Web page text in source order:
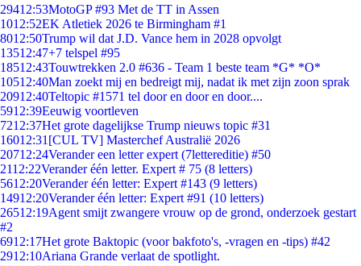
29412:53MotoGP #93 Met de TT in Assen
1012:52EK Atletiek 2026 te Birmingham #1
8012:50Trump wil dat J.D. Vance hem in 2028 opvolgt
13512:47+7 telspel #95
18512:43Touwtrekken 2.0 #636 - Team 1 beste team *G* *O*
10512:40Man zoekt mij en bedreigt mij, nadat ik met zijn zoon sprak
20912:40Teltopic #1571 tel door en door en door....
5912:39Eeuwig voortleven
7212:37Het grote dagelijkse Trump nieuws topic #31
16012:31 [CUL TV] Masterchef Australië 2026
20712:24Verander een letter expert (7lettereditie) #50
2112:22Verander één letter. Expert # 75 (8 letters)
5612:20Verander één letter: Expert #143 (9 letters)
14912:20Verander één letter: Expert #91 (10 letters)
26512:19Agent smijt zwangere vrouw op de grond, onderzoek gestart
#2
6912:17Het grote Baktopic (voor bakfoto's, -vragen en -tips) #42
2912:10Ariana Grande verlaat de spotlight.